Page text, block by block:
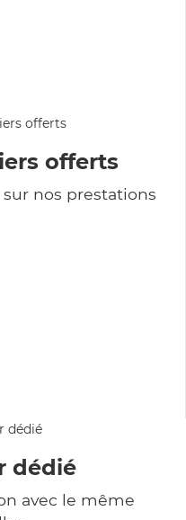
offerts
nos prestations
dédié
avec le même